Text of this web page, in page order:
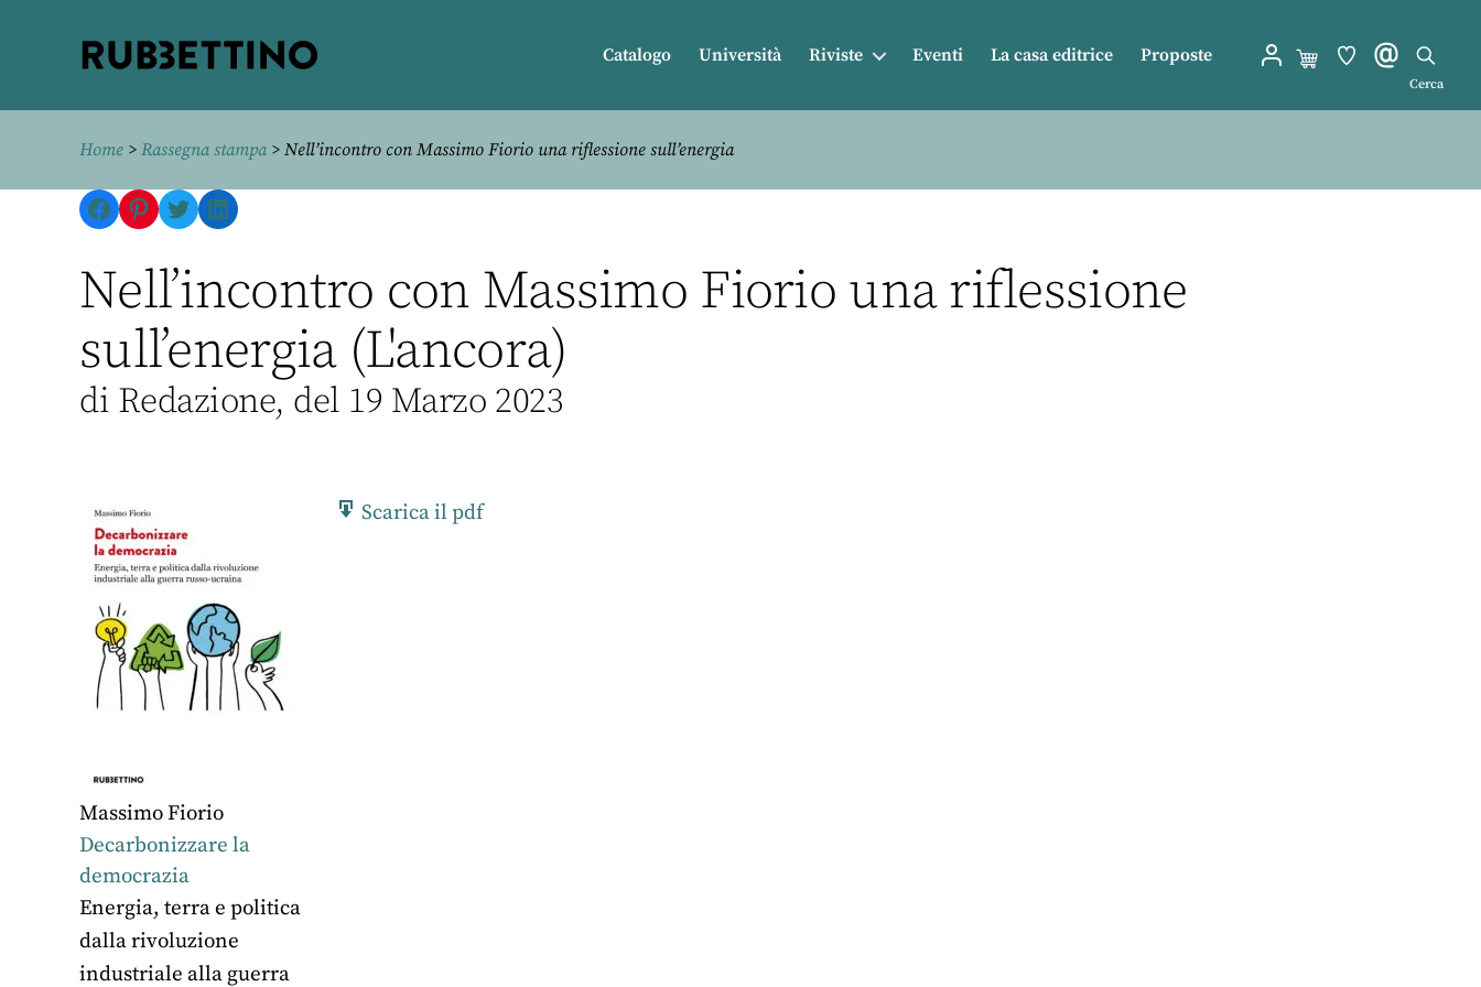
Catalogo Università Riviste Eventi La casa editrice Proposte
Cerca
Home > Rassegna stampa> Nell’incontro con Massimo Fiorio una riflessione sull’energia
Facebook
Pinterest
TwitterLinkedIn
Nell’incontro con Massimo Fiorio una riflessione
sull’energia (L'ancora)
di Redazione, del 19 Marzo 2023
Massimo Fiorio
Decarbonizzare la
democrazia
Energia, terra e politica
dalla rivoluzione
industriale alla guerra
Scarica il pdf